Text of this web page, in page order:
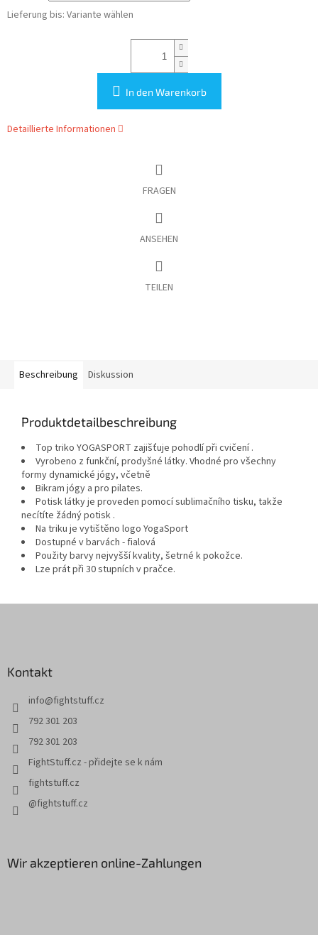
Lieferung bis: Variante wählen
In den Warenkorb
Detaillierte Informationen
FRAGEN
ANSEHEN
TEILEN
Beschreibung Diskussion
Produktdetailbeschreibung
Top triko YOGASPORT zajišťuje pohodlí při cvičení .
Vyrobeno z funkční, prodyšné látky. Vhodné pro všechny
formy dynamické jógy, včetně
Bikram jógy a pro pilates.
Potisk látky je proveden pomocí sublimačního tisku, takže
necítíte žádný potisk .
Na triku je vytištěno logo YogaSport
Dostupné v barvách - fialová
Použity barvy nejvyšší kvality, šetrné k pokožce.
Lze prát při 30 stupních v pračce.
Kontakt
info@fightstuff.cz
792 301 203
792 301 203
FightStuff.cz - přidejte se k nám
fightstuff.cz
@fightstuff.cz
Wir akzeptieren online-Zahlungen